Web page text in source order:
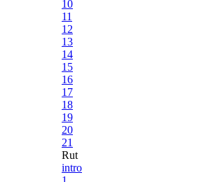
10
11
12
13
14
15
16
17
18
19
20
21
Rut
intro